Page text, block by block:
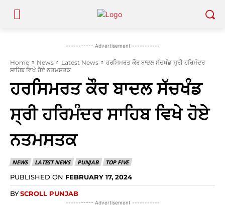
----------- Advertisement -----------
Home News Latest News
ਹਰਸਿਮਰਤ ਕੌਰ ਬਾਦਲ ਸੱਚਖੰਡ ਸ੍ਰੀ ਹਰਿਮੰਦਰ
ਸਾਹਿਬ ਵਿਖੇ ਹੋਏ ਨਤਮਸਤਕ
ਹਰਸਿਮਰਤ ਕੌਰ ਬਾਦਲ ਸੱਚਖੰਡ
ਸ੍ਰੀ ਹਰਿਮੰਦਰ ਸਾਹਿਬ ਵਿਖੇ ਹੋਏ
ਨਤਮਸਤਕ
NEWS LATEST NEWS PUNJAB TOP FIVE
PUBLISHED ON FEBRUARY 17, 2024
BYSCROLL PUNJAB
----------- Advertisement -----------